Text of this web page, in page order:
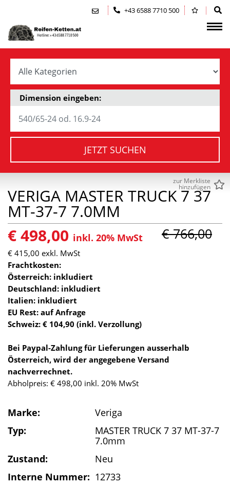
Zum Inhalt springen (Alt+0)
Zum Hauptmenü springen (Alt+1)+43 6588 7710 500
Dimension eingeben:
JETZT SUCHEN
zur Merkliste
hinzufügen
VERIGA MASTER TRUCK 7 37
MT-37-7 7.0MM
€ 498,00 inkl. 20% MwSt € 766,00
€ 415,00 exkl. MwSt
Frachtkosten:
Österreich: inkludiert
Deutschland: inkludiert
Italien: inkludiert
EU Rest: auf Anfrage
Schweiz: € 104,90 (inkl. Verzollung)
Bei Paypal-Zahlung für Lieferungen ausserhalb
Österreich, wird der angegebene Versand
nachverrechnet.
Abholpreis: € 498,00 inkl. 20% MwSt
Marke:
Veriga
Typ:
MASTER TRUCK 7 37 MT-37-7
7.0mm
Zustand:
Neu
Interne Nummer: 12733